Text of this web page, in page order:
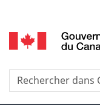
selection